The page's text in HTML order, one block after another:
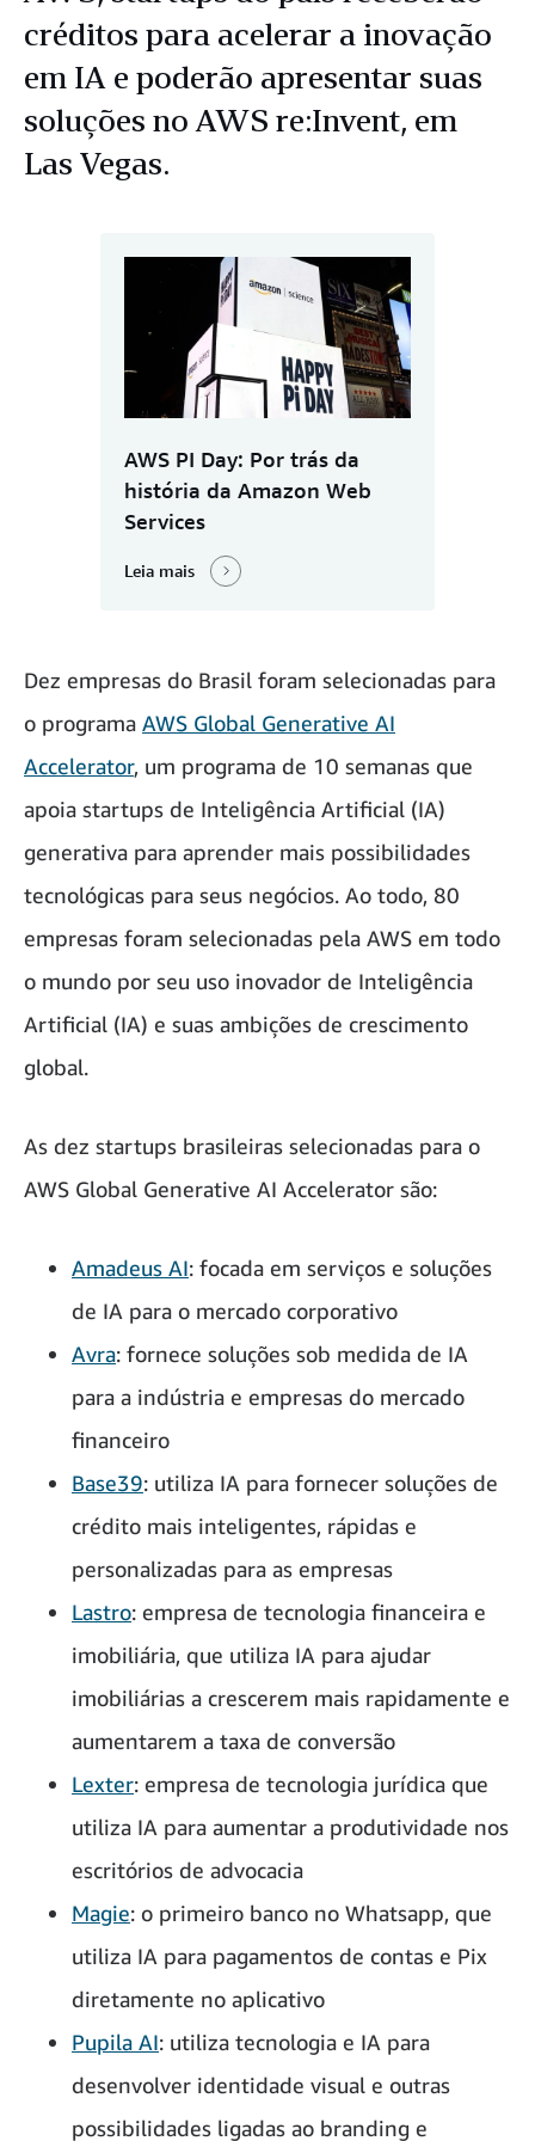
créditos para acelerar a inovação
em IA e poderão apresentar suas
soluções no AWS re:Invent, em
Las Vegas.
AWS PI Day: Por trás da
história da Amazon Web
Services
Leia mais
Dez empresas do Brasil foram selecionadas para
o programa AWS Global Generative AI
Accelerator, um programa de 10 semanas que
apoia startups de Inteligência Artificial (IA)
generativa para aprender mais possibilidades
tecnológicas para seus negócios. Ao todo, 80
empresas foram selecionadas pela AWS em todo
o mundo por seu uso inovador de Inteligência
Artificial (IA) e suas ambições de crescimento
global.
As dez startups brasileiras selecionadas para o
AWS Global Generative AI Accelerator são:
Amadeus AI: focada em serviços e soluções
de IA para o mercado corporativo
Avra: fornece soluções sob medida de IA
para a indústria e empresas do mercado
financeiro
Base39: utiliza IA para fornecer soluções de
crédito mais inteligentes, rápidas e
personalizadas para as empresas
Lastro: empresa de tecnologia financeira e
imobiliária, que utiliza IA para ajudar
imobiliárias a crescerem mais rapidamente e
aumentarem a taxa de conversão
Lexter: empresa de tecnologia jurídica que
utiliza IA para aumentar a produtividade nos
escritórios de advocacia
Magie: o primeiro banco no Whatsapp, que
utiliza IA para pagamentos de contas e Pix
diretamente no aplicativo
Pupila AI: utiliza tecnologia e IA para
desenvolver identidade visual e outras
possibilidades ligadas ao branding e